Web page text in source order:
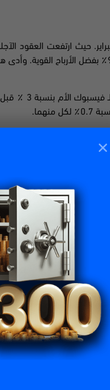
العقود الآجلة للأسهم
، الشركة الأم لشركة جوجل ، بنسبة 9٪
وارتفعت
منهما.
لا يزال هناك أموال يجب
مستدامة أم لا. هذا
الآن؟ فكر في أبل أو